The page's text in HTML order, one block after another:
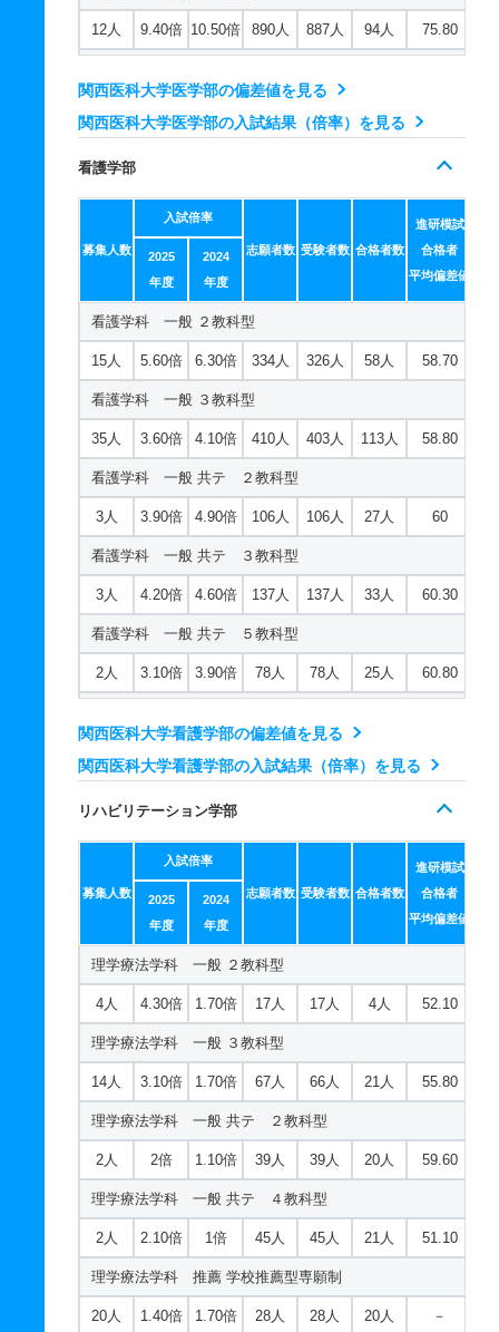
12人 9.40倍 10.50倍 890人 887人 94人 75.80
医学科 推薦 一般枠学校推薦型
20.40倍 20.80倍
医学科 推薦 特別枠学校推薦型
10人 4.40倍 4.70倍 44人 44人 10人 －
医学科 推薦 特色
5人 9倍 8.70倍 75人 72人 8人 －
関西医科大学医学部の偏差値を見る
関西医科大学医学部の入試結果（倍率）を見る
看護学部
募集人数
入試倍率
志願者数 受験者数 合格者数
進研模試
合格者
平均偏差値
2025
年度
2024
年度
看護学科 一般 ２教科型
15人 5.60倍 6.30倍 334人 326人 58人 58.70
看護学科 一般 ３教科型
35人 3.60倍 4.10倍 410人 403人 113人 58.80
看護学科 一般 共テ ２教科型
3人 3.90倍 4.90倍 106人 106人 27人 60
看護学科 一般 共テ ３教科型
3人 4.20倍 4.60倍 137人 137人 33人 60.30
看護学科 一般 共テ ５教科型
2人 3.10倍 3.90倍 78人 78人 25人 60.80
関西医科大学看護学部の偏差値を見る
関西医科大学看護学部の入試結果（倍率）を見る
リハビリテーション学部
募集人数
入試倍率
志願者数 受験者数 合格者数
進研模試
合格者
平均偏差値
2025
年度
2024
年度
理学療法学科 一般 ２教科型
4人 4.30倍 1.70倍 17人 17人 4人 52.10
理学療法学科 一般 ３教科型
14人 3.10倍 1.70倍 67人 66人 21人 55.80
理学療法学科 一般 共テ ２教科型
2人 2倍 1.10倍 39人 39人 20人 59.60
理学療法学科 一般 共テ ４教科型
2人 2.10倍 1倍 45人 45人 21人 51.10
理学療法学科 推薦 学校推薦型専願制
20人 1.40倍 1.70倍 28人 28人 20人 －